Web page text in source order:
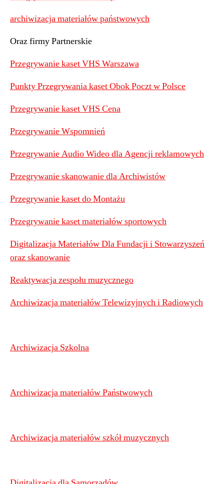
archiwizacja materiałów państwowych
Oraz firmy Partnerskie
Przegrywanie kaset VHS Warszawa
Punkty Przegrywania kaset Obok Poczt w Polsce
Przegrywanie kaset VHS Cena
Przegrywanie Wspomnień
Przegrywanie Audio Wideo dla Agencji reklamowych
Przegrywanie skanowanie dla Archiwistów
Przegrywanie kaset do Montażu
Przegrywanie kaset materiałów sportowych
Digitalizacja Materiałów Dla Fundacji i Stowarzyszeń
oraz skanowanie
Reaktywacja zespołu muzycznego
Archiwizacja materiałów Telewizyjnych i Radiowych
Archiwizacja Szkolna
Archiwizacja materiałów Państwowych
Archiwizacja materiałów szkół muzycznych